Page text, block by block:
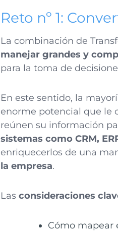
Reto nº 1:
La combinación de
manejar grandes y
para la toma de
En este sentido, la
enorme potencial que le
reúnen su información
sistemas como CRM,
enriquecerlos de una
la empresa.
Las consideraciones
Cómo mapear